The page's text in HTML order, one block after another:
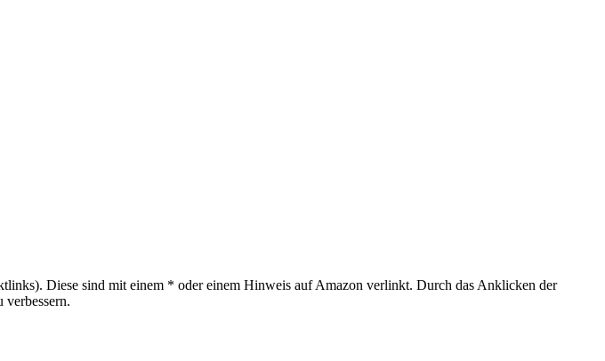
Diese sind mit einem * oder einem Hinweis auf Amazon verlinkt. Durch das Anklicken der